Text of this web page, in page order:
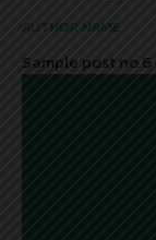
AUTHOR NAME
Sample post no